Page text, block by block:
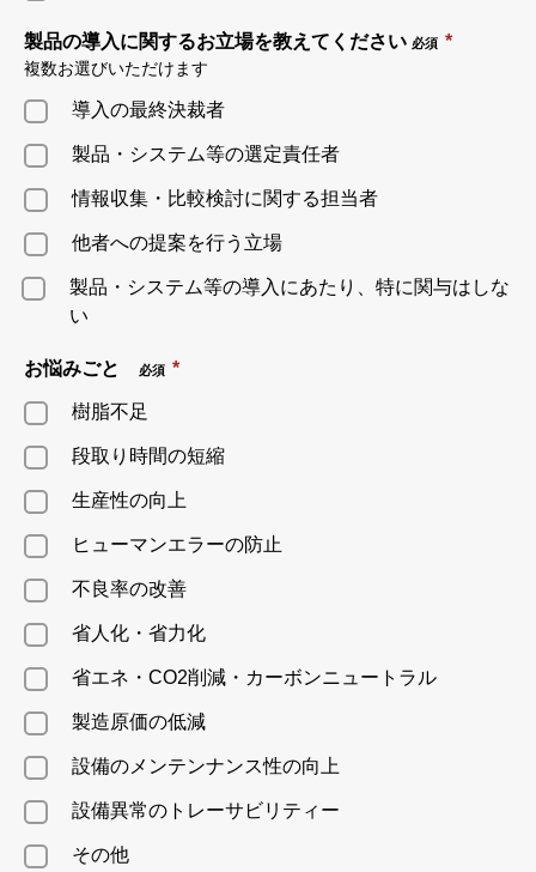
製品の導入に関するお立場を教えてください 必須 *
複数お選びいただけます
導入の最終決裁者
製品・システム等の選定責任者
情報収集・比較検討に関する担当者
他者への提案を行う立場
製品・システム等の導入にあたり、特に関与はしな
い
お悩みごと 必須 *
樹脂不足
段取り時間の短縮
生産性の向上
ヒューマンエラーの防止
不良率の改善
省人化・省力化
省エネ・CO2削減・カーボンニュートラル
製造原価の低減
設備のメンテンナンス性の向上
設備異常のトレーサビリティー
その他